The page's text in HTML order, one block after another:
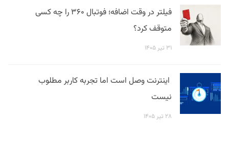
فیلتر در وقت اضافه؛ فوتبال ۳۶۰ را چه کسی
متوقف کرد؟
۳۱ تیر ۱۴۰۵
اینترنت وصل است اما تجربه کاربر مطلوب
نیست
۲۸ تیر ۱۴۰۵